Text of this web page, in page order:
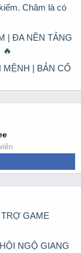
Chăm là có
| ĐA NỀN TẢNG
🔥
MỆNH | BẢN CỔ
GAME
NGỘ GIANG